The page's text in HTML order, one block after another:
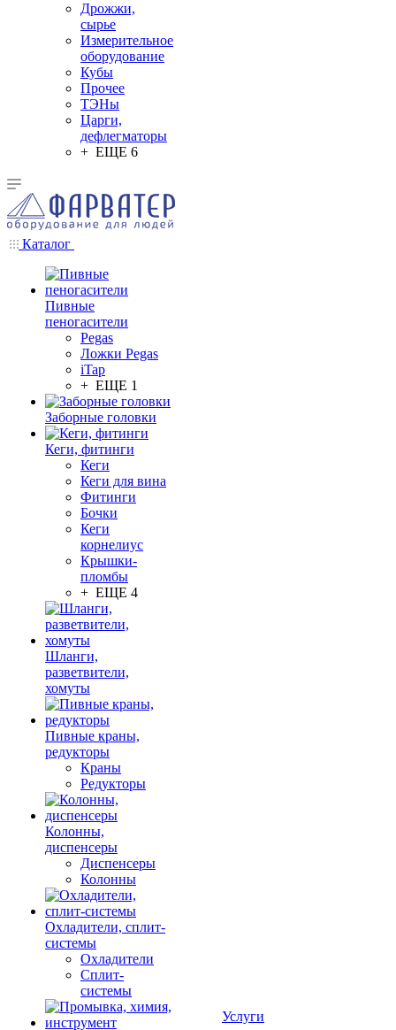
Дрожжи,
сырье
Измерительное
оборудование
Кубы
Прочее
ТЭНы
Царги,
дефлегматоры
+ ЕЩЕ 6
Каталог
Пивные
пеногасители
Pegas
Ложки Pegas
iTap
+ ЕЩЕ 1
Заборные головки
Кеги, фитинги
Кеги
Кеги для вина
Фитинги
Бочки
Кеги
корнелиус
Крышки-
пломбы
+ ЕЩЕ 4
Шланги,
разветвители,
хомуты
Пивные краны,
редукторы
Краны
Редукторы
Колонны,
диспенсеры
Диспенсеры
Колонны
Охладители, сплит-
системы
Охладители
Сплит-
системы
Услуги